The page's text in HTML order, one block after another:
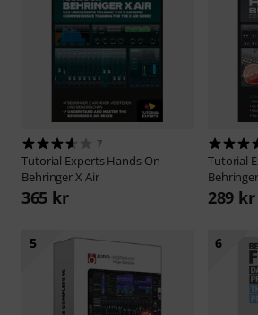
7
Tutorial ExpertsHands On
Behringer X Air
365 kr
Tutorial
289 kr
5 6